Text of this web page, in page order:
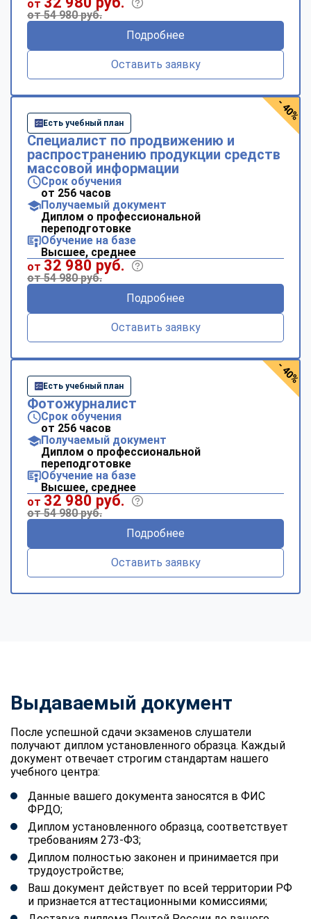
от
от 54 980 руб.
Подробнее
Оставить заявку
Есть учебный план
Специалист по продвижению и
распространению продукции средств
массовой информации
Срок обучения
от 256 часов
Получаемый документ
Диплом о профессиональной
переподготовке
Обучение на базе
Высшее, среднее
от 32 980 руб.
от 54 980 руб.
Подробнее
Оставить заявку
- 40%
Есть учебный план
Фотожурналист
Срок обучения
от 256 часов
Получаемый документ
Диплом о профессиональной
переподготовке
Обучение на базе
Высшее, среднее
от 32 980 руб.
от 54 980 руб.
Подробнее
Оставить заявку
- 40%
Выдаваемый документ
После успешной сдачи экзаменов слушатели
получают диплом установленного образца. Каждый
документ отвечает строгим стандартам нашего
учебного центра:
Данные вашего документа заносятся в ФИС
ФРДО;
Диплом установленного образца, соответствует
требованиям 273-ФЗ;
Диплом полностью законен и принимается при
трудоустройстве;
Ваш документ действует по всей территории РФ
и признается аттестационными комиссиями;